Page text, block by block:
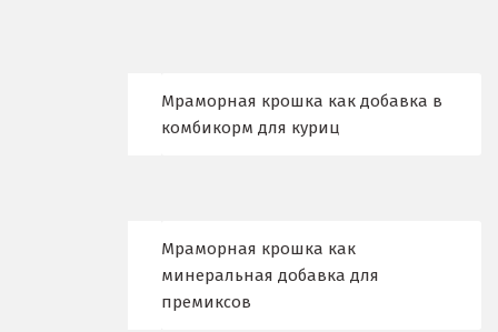
Мраморная крошка как добавка в
комбикорм для куриц
Мраморная крошка как
минеральная добавка для
премиксов